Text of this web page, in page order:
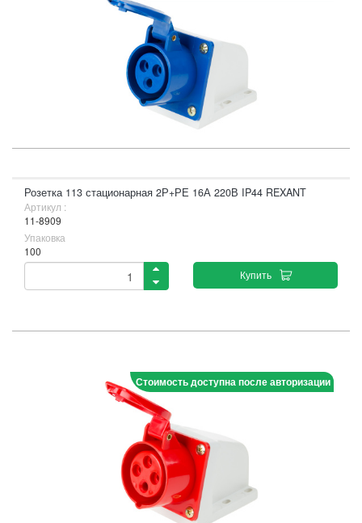
Розетка 113 стационарная 2Р+РЕ 16А 220В IP44 REXANT
Артикул :
11-8909
Упаковка
100
Купить
Стоимость доступна после авторизации